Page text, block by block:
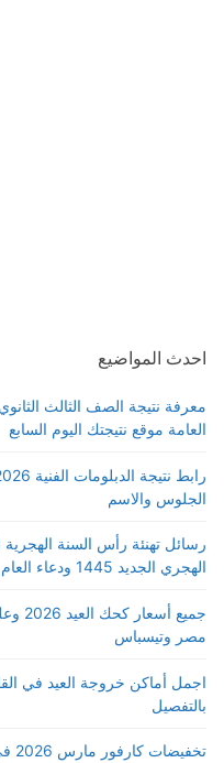
احدث المواضيع
العامة موقع نتيجتك اليوم السابع
الجلوس والاسم
الهجري الجديد 1445 ودعاء العام الجديد
مصر وتيسباس
بالتفصيل